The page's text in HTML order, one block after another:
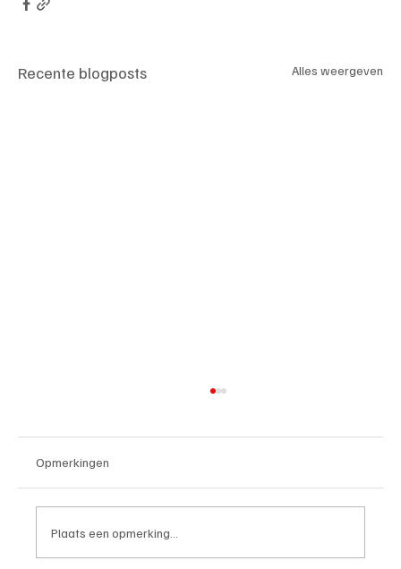
Recente blogposts Alles weergeven
Opmerkingen
Plaats een opmerking...